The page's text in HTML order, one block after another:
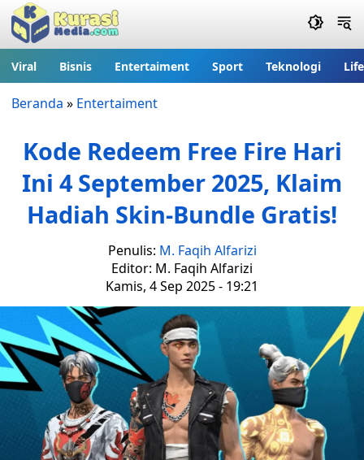
Viral Bisnis Entertaiment Sport Teknologi
Beranda » Entertaiment
Kode Redeem Free Fire Hari
Ini 4 September 2025, Klaim
Hadiah Skin-Bundle Gratis!
Penulis: M. Faqih Alfarizi
Editor: M. Faqih Alfarizi
Kamis, 4 Sep 2025 - 19:21